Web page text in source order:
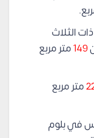
الثلاث
149متر مربع
متر مربع
في بلوم